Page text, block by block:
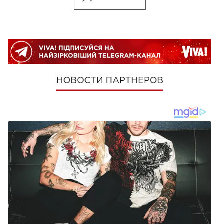
НОВОСТИ ПАРТНЕРОВ